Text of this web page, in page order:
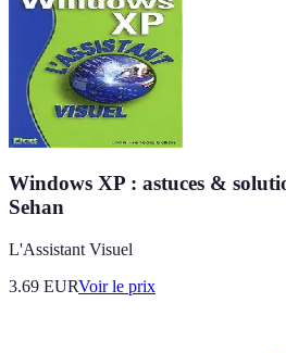
Windows XP : astuces &
Sehan
L'Assistant Visuel
3.69 EURVoir le prix